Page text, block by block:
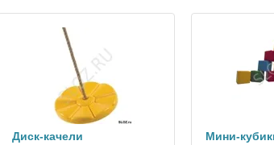
Диск-качели
Мини-